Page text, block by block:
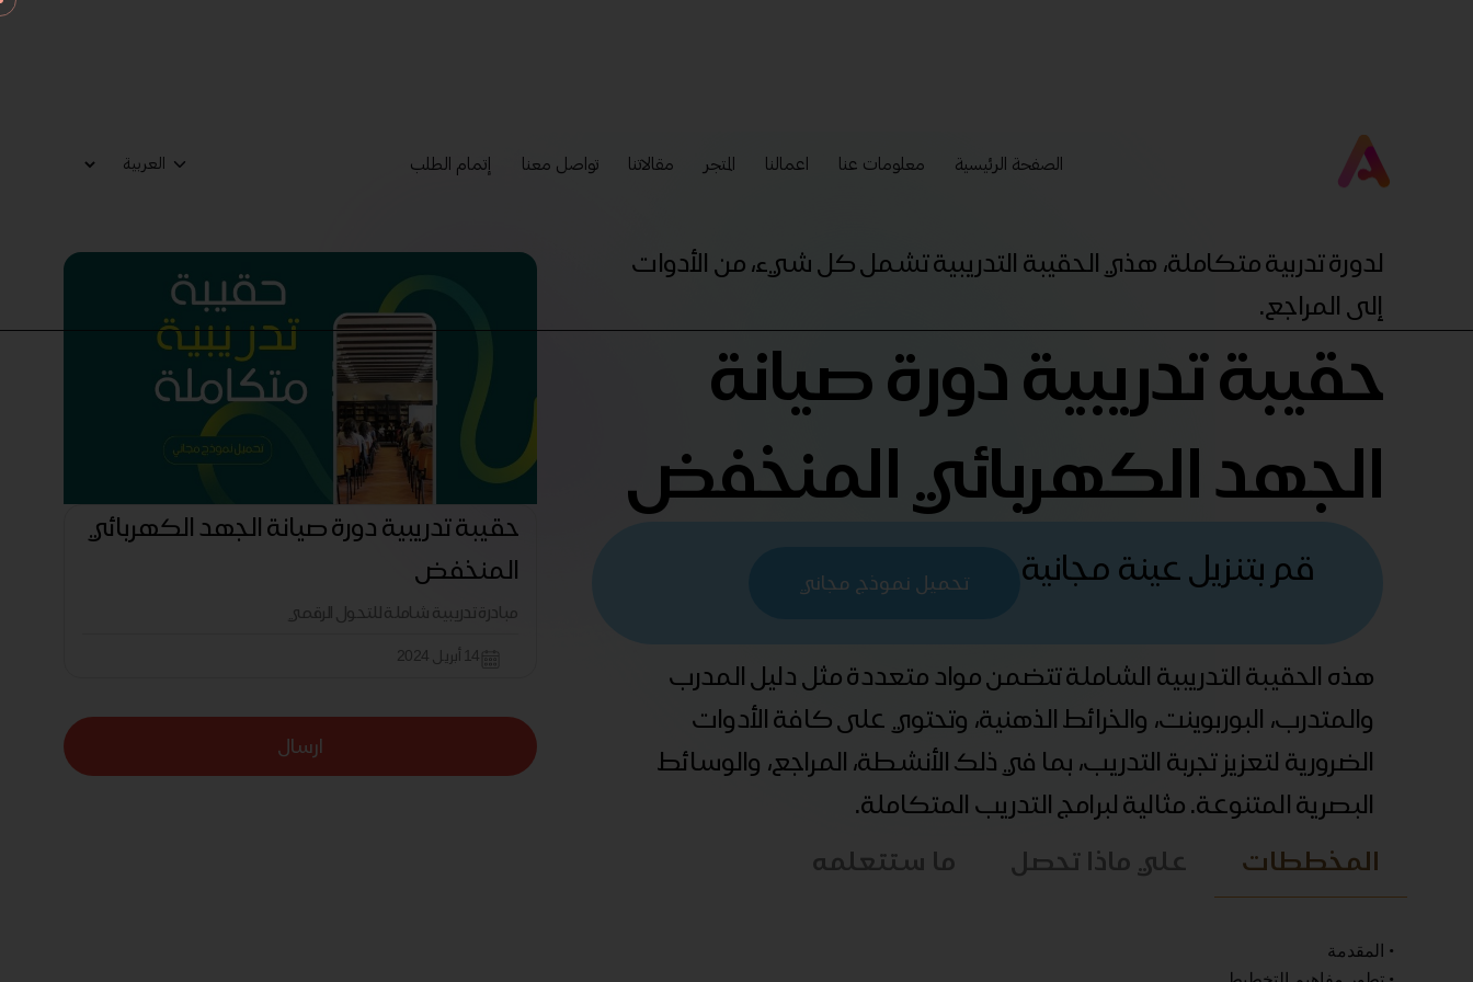
الصفحة الرئيسية معلومات عنا اعمالنا المتجر مقالاتنا تواصل معنا إتمام الطلب
لدورة تدربية متكاملة، هذي الحقيبة التدريبية تشمل كل شيء، من الأدوات
إلى المراجع.
حقيبة تدريبية دورة صيانة
الجهد الكهربائي المنخفض
قم بتنزيل عينة مجانية تحميل نموذج مجاني
هذه الحقيبة التدريبية الشاملة تتضمن مواد متعددة مثل دليل المدرب
والمتدرب، البوربوينت، والخرائط الذهنية، وتحتوي على كافة الأدوات
الضرورية لتعزيز تجربة التدريب، بما في ذلك الأنشطة، المراجع، والوسائط
البصرية المتنوعة. مثالية لبرامج التدريب المتكاملة.
حقيبة تدريبية دورة صيانة الجهد الكهربائي
المنخفض
مبادرة تدريبية شاملة للتحول الرقمي
14 أبريل 2024
ارسال
المخططات علي ماذا تحصل ما ستتعلمه
• المقدمة